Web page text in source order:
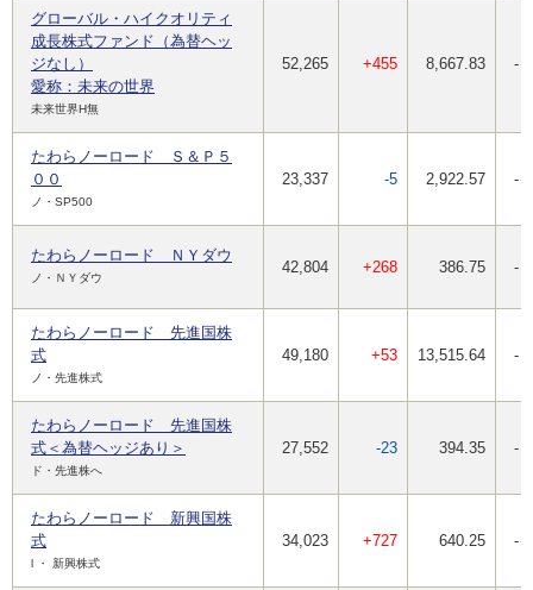
グローバル・ハイクオリティ
成長株式ファンド（為替ヘッ
ジなし）
愛称：未来の世界
未来世界H無
52,265 +455 8,667.83 -
たわらノーロード Ｓ＆Ｐ５
００
ノ・SP500
23,337 -5 2,922.57 -
たわらノーロード ＮＹダウ
ノ・ＮＹダウ
42,804 +268 386.75 -
たわらノーロード 先進国株
式
ノ・先進株式
49,180 +53 13,515.64 -
たわらノーロード 先進国株
式＜為替ヘッジあり＞
ド・先進株へ
27,552 -23 394.35 -
たわらノーロード 新興国株
式
l ・ 新興株式
34,023 +727 640.25 -